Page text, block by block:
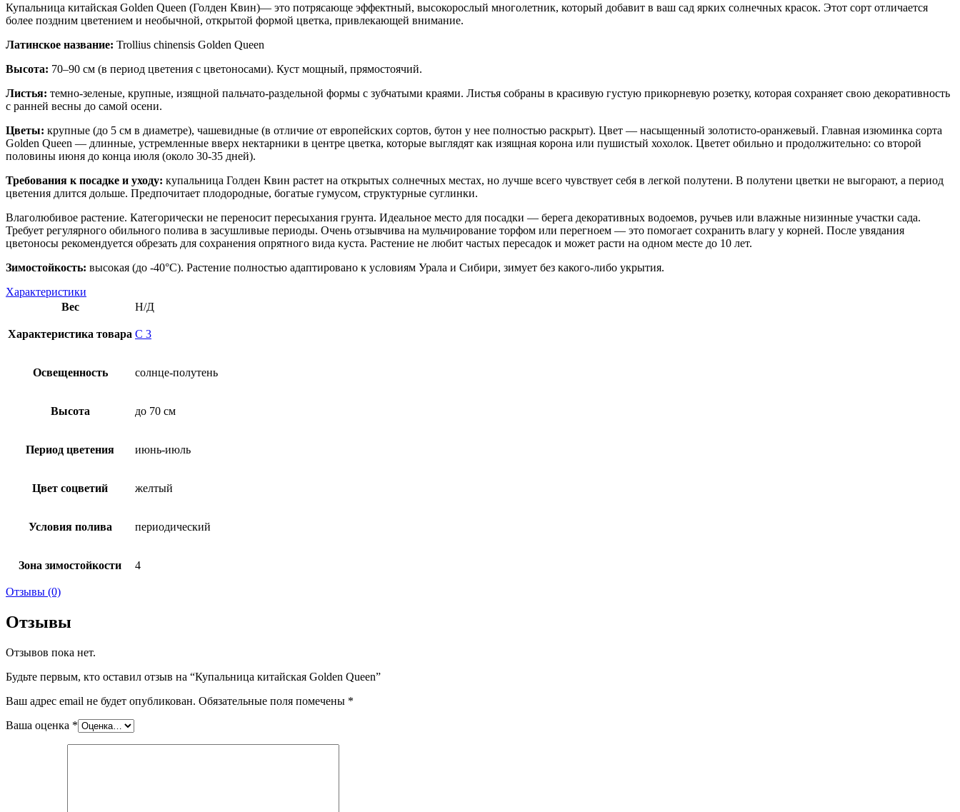
Купальница китайская Golden Queen (Голден Квин)— это потрясающе эффектный, высокорослый многолетник, который добавит в ваш сад ярких солнечных красок. Этот сорт отличается
более поздним цветением и необычной, открытой формой цветка, привлекающей внимание.
Латинское название: Trollius chinensis Golden Queen
Высота: 70–90 см (в период цветения с цветоносами). Куст мощный, прямостоячий.
Листья: темно-зеленые, крупные, изящной пальчато-раздельной формы с зубчатыми краями. Листья собраны в красивую густую прикорневую розетку, которая сохраняет свою декоративность
с ранней весны до самой осени.
Цветы: крупные (до 5 см в диаметре), чашевидные (в отличие от европейских сортов, бутон у нее полностью раскрыт). Цвет — насыщенный золотисто-оранжевый. Главная изюминка сорта
Golden Queen — длинные, устремленные вверх нектарники в центре цветка, которые выглядят как изящная корона или пушистый хохолок. Цветет обильно и продолжительно: со второй
половины июня до конца июля (около 30-35 дней).
Требования к посадке и уходу: купальница Голден Квин растет на открытых солнечных местах, но лучше всего чувствует себя в легкой полутени. В полутени цветки не выгорают, а период
цветения длится дольше. Предпочитает плодородные, богатые гумусом, структурные суглинки.
Влаголюбивое растение. Категорически не переносит пересыхания грунта. Идеальное место для посадки — берега декоративных водоемов, ручьев или влажные низинные участки сада.
Требует регулярного обильного полива в засушливые периоды. Очень отзывчива на мульчирование торфом или перегноем — это помогает сохранить влагу у корней. После увядания
цветоносы рекомендуется обрезать для сохранения опрятного вида куста. Растение не любит частых пересадок и может расти на одном месте до 10 лет.
Зимостойкость: высокая (до -40°C). Растение полностью адаптировано к условиям Урала и Сибири, зимует без какого-либо укрытия.
Характеристики
Вес
Н/Д
Характеристика товара С 3
Освещенность солнце-полутень
Высота до 70 см
Период цветения июнь-июль
Цвет соцветий желтый
Условия полива периодический
Зона зимостойкости 4
Отзывы (0)
Отзывы
Отзывов пока нет.
Будьте первым, кто оставил отзыв на “Купальница китайская Golden Queen”
Ваш адрес email не будет опубликован. Обязательные поля помечены *
Ваша оценка *